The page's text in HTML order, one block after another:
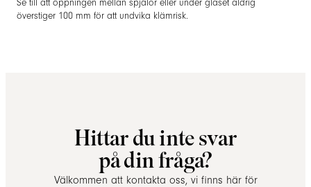
Se till att öppningen mellan spjälor eller under glaset aldrig
överstiger 100 mm för att undvika klämrisk.
Hittar du inte svar
på din fråga?
Välkommen att kontakta oss, vi finns här för